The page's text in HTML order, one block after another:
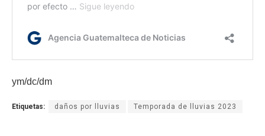
ym/dc/dm
Etiquetas: daños por lluvias Temporada de lluvias 2023